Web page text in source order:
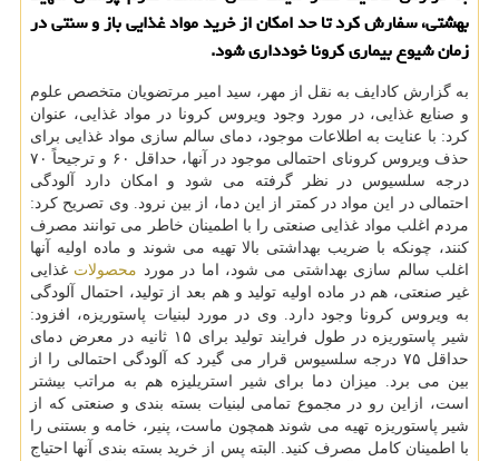
بهشتی، سفارش كرد تا حد امكان از خرید مواد غذایی باز و سنتی در
زمان شیوع بیماری كرونا خودداری شود.
به گزارش كادایف به نقل از مهر، سید امیر مرتضویان متخصص علوم
و صنایع غذایی، در مورد وجود ویروس كرونا در مواد غذایی، عنوان
كرد: با عنایت به اطلاعات موجود، دمای سالم سازی مواد غذایی برای
حذف ویروس كرونای احتمالی موجود در آنها، حداقل ۶۰ و ترجیحاً ۷۰
درجه سلسیوس در نظر گرفته می شود و امكان دارد آلودگی
احتمالی در این مواد در كمتر از این دما، از بین نرود. وی تصریح كرد:
مردم اغلب مواد غذایی صنعتی را با اطمینان خاطر می توانند مصرف
كنند، چونكه با ضریب بهداشتی بالا تهیه می شوند و ماده اولیه آنها
اغلب سالم سازی بهداشتی می شود، اما در مورد محصولات غذایی
غیر صنعتی، هم در ماده اولیه تولید و هم بعد از تولید، احتمال آلودگی
به ویروس كرونا وجود دارد. وی در مورد لبنیات پاستوریزه، افزود:
شیر پاستوریزه در طول فرایند تولید برای ۱۵ ثانیه در معرض دمای
حداقل ۷۵ درجه سلسیوس قرار می گیرد كه آلودگی احتمالی را از
بین می برد. میزان دما برای شیر استریلیزه هم به مراتب بیشتر
است، ازاین رو در مجموع تمامی لبنیات بسته بندی و صنعتی كه از
شیر پاستوریزه تهیه می شوند همچون ماست، پنیر، خامه و بستنی را
با اطمینان كامل مصرف كنید. البته پس از خرید بسته بندی آنها احتیاج